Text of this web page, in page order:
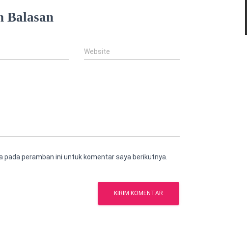
Balasan
Website
pada peramban ini untuk komentar saya berikutnya.